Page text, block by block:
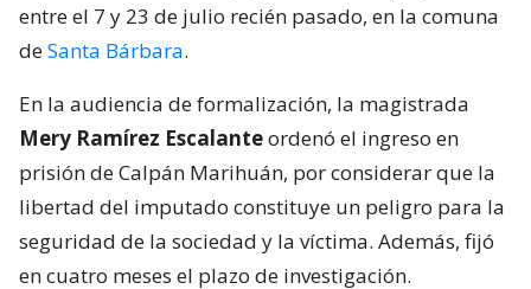
entre el 7 y 23 de julio recién pasado, en la comuna
deSanta Bárbara.
En la audiencia de formalización, la magistrada
Mery Ramírez Escalanteordenó el ingreso en
prisión de Calpán Marihuán, por considerar que la
libertad del imputado constituye un peligro para la
seguridad de la sociedad y la víctima. Además, fijó
en cuatro meses el plazo de investigación.